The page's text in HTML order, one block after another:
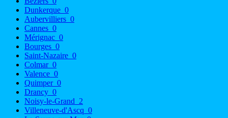
Dunkerque 0
Aubervilliers 0
Cannes 0
Mérignac 0
Bourges 0
Saint-Nazaire 0
Colmar 0
Valence 0
Quimper 0
Drancy 0
Noisy-le-Grand 2
Villeneuve-d'Ascq 0